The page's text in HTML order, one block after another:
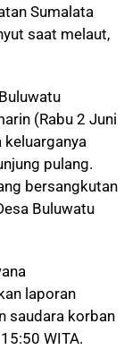
Sumalata
saat melaut,
(Rabu 2 Juni
pulang.
bersangkutan
Buluwatu
laporan
saudara korban
WITA.